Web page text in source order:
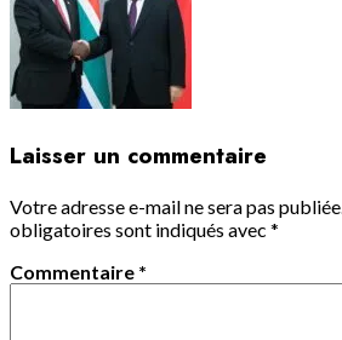
Laisser un commentaire
Votre adresse e-mail ne sera pas publiée.
obligatoires sont indiqués avec *
Commentaire *